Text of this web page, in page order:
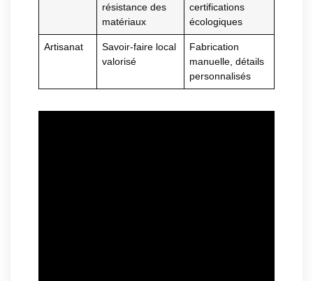
résistance des
matériaux
certifications
écologiques
Artisanat
Savoir-faire local
valorisé
Fabrication
manuelle, détails
personnalisés